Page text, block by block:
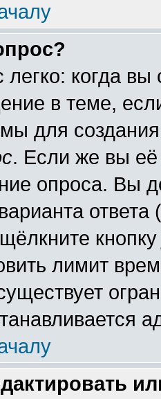
легко: когда
в теме,
для
. Если же вы её
опроса. Вы
ответа
лимит